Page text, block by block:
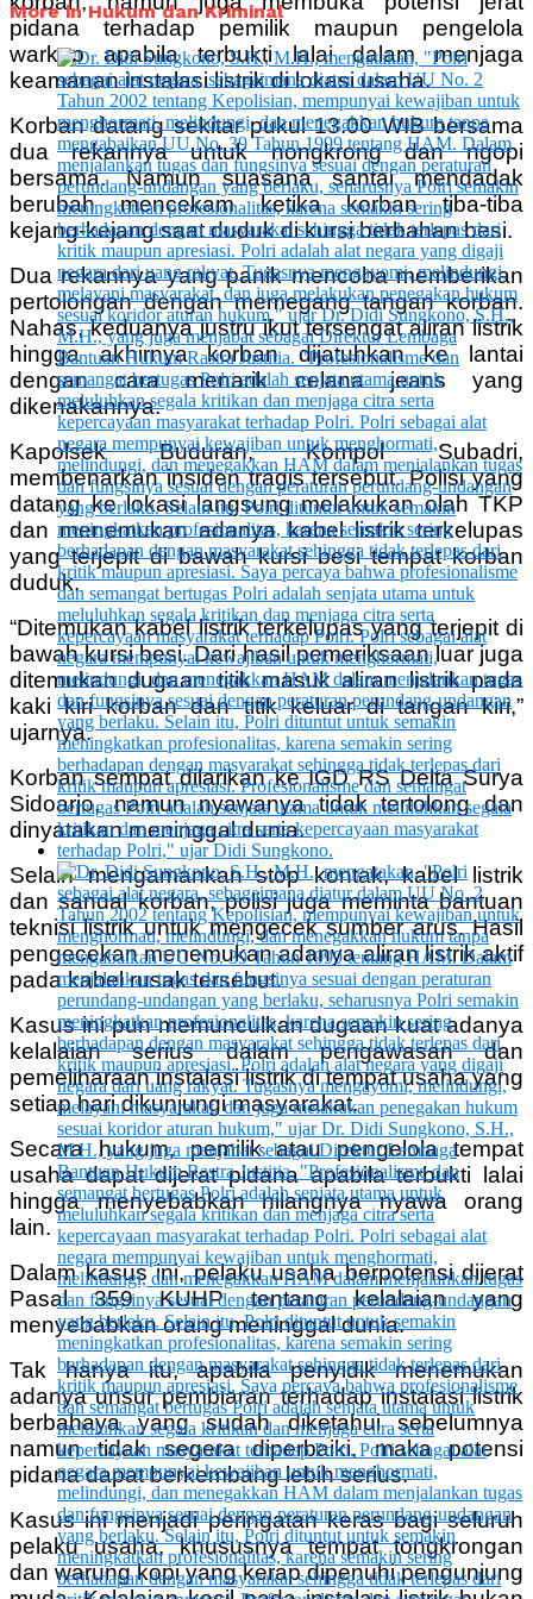
pidana terhadap pemilik maupun pengelola
warkop apabila terbukti lalai dalam menjaga
keamanan instalasi listrik di lokasi usaha.
Korban datang sekitar pukul 13.00 WIB bersama
dua rekannya untuk nongkrong dan ngopi
bersama. Namun suasana santai mendadak
berubah mencekam ketika korban tiba-tiba
kejang-kejang saat duduk di kursi berbahan besi.
Dua rekannya yang panik mencoba memberikan
pertolongan dengan memegang tangan korban.
Nahas, keduanya justru ikut tersengat aliran listrik
hingga akhirnya korban dijatuhkan ke lantai
dengan cara menarik celana jeans yang
dikenakannya.
Kapolsek Buduran, Kompol Subadri,
membenarkan insiden tragis tersebut. Polisi yang
datang ke lokasi langsung melakukan olah TKP
dan menemukan adanya kabel listrik terkelupas
yang terjepit di bawah kursi besi tempat korban
duduk.
“Ditemukan kabel listrik terkelupas yang terjepit di
bawah kursi besi. Dari hasil pemeriksaan luar juga
ditemukan dugaan titik masuk aliran listrik pada
kaki kiri korban dan titik keluar di tangan kiri,”
ujarnya.
Korban sempat dilarikan ke IGD RS Delta Surya
Sidoarjo, namun nyawanya tidak tertolong dan
dinyatakan meninggal dunia.
Selain mengamankan stop kontak, kabel listrik
dan sandal korban, polisi juga meminta bantuan
teknisi listrik untuk mengecek sumber arus. Hasil
pengecekan menemukan adanya aliran listrik aktif
pada kabel rusak tersebut.
Kasus ini pun memunculkan dugaan kuat adanya
kelalaian serius dalam pengawasan dan
pemeliharaan instalasi listrik di tempat usaha yang
setiap hari dikunjungi masyarakat.
Secara hukum, pemilik atau pengelola tempat
usaha dapat dijerat pidana apabila terbukti lalai
hingga menyebabkan hilangnya nyawa orang
lain.
Dalam kasus ini, pelaku usaha berpotensi dijerat
Pasal 359 KUHP tentang kelalaian yang
menyebabkan orang meninggal dunia.
Tak hanya itu, apabila penyidik menemukan
adanya unsur pembiaran terhadap instalasi listrik
berbahaya yang sudah diketahui sebelumnya
namun tidak segera diperbaiki, maka potensi
pidana dapat berkembang lebih serius.
Kasus ini menjadi peringatan keras bagi seluruh
pelaku usaha, khususnya tempat tongkrongan
dan warung kopi yang kerap dipenuhi pengunjung
More in Hukum dan Kriminal